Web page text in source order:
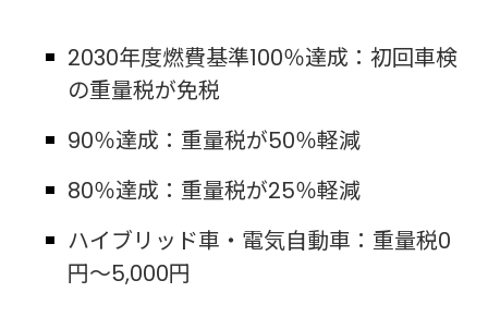
2030年度燃費基準100％達成：初回車検
の重量税が免税
90％達成：重量税が50％軽減
80％達成：重量税が25％軽減
ハイブリッド車・電気自動車：重量税0
円～5,000円